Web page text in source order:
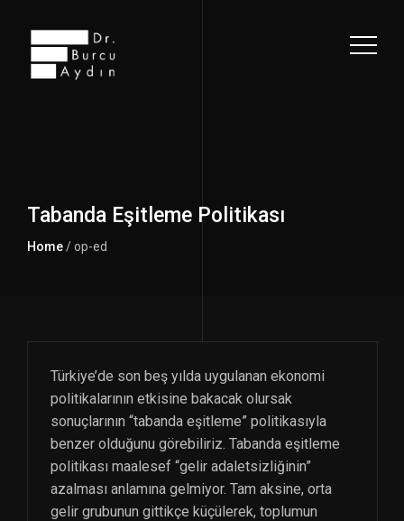
Tabanda Eşitleme Politikası
Home/ op-ed
Türkiye’de son beş yılda uygulanan ekonomi
politikalarının etkisine bakacak olursak
sonuçlarının “tabanda eşitleme” politikasıyla
benzer olduğunu görebiliriz. Tabanda eşitleme
politikası maalesef “gelir adaletsizliğinin”
azalması anlamına gelmiyor. Tam aksine, orta
gelir grubunun gittikçe küçülerek, toplumun